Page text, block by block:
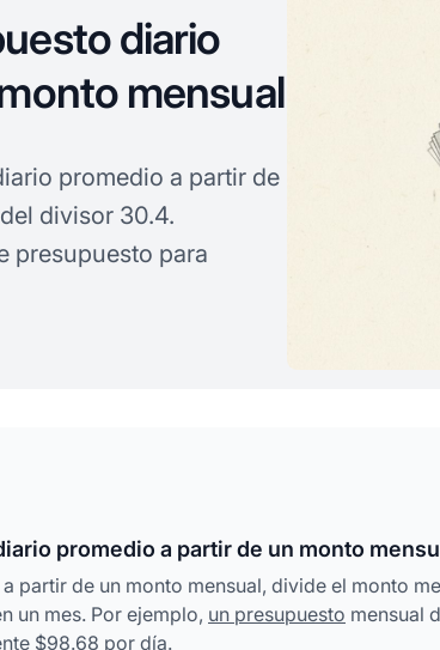
diario
mensual
promedio a partir de
divisor 30.4.
presupuesto para
promedio a partir de un monto
partir de un monto mensual, divide el monto
un mes. Por ejemplo, un presupuesto mensual
$98.68 por día.